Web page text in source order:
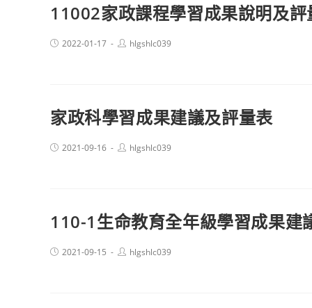
11002家政課程學習成果說明及評
Post2022-01-17
Posthlgshlc039
家政科學習成果建議及評量表
Post2021-09-16
Posthlgshlc039
110-1生命教育全年級學習成果建
Post2021-09-15
Posthlgshlc039